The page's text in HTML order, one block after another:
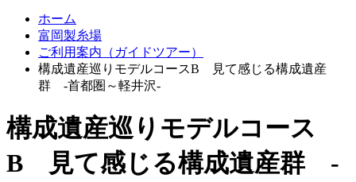
ホーム
富岡製糸場
ご利用案内（ガイドツアー）
構成遺産巡りモデルコースB 見て感じる構成遺産
群 -首都圏～軽井沢-
構成遺産巡りモデルコース
B 見て感じる構成遺産群 -